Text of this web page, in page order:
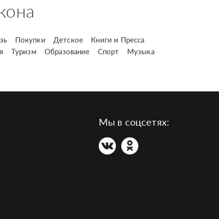
Покупки Детское
Книги и Пресса
Туризм Образование Спорт Музыка
Мы в соцсетях: